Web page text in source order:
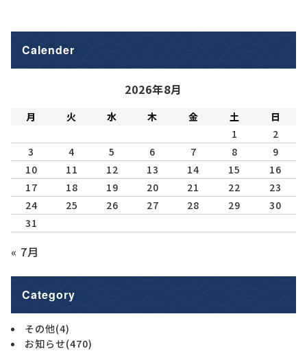
Calender
2026年8月
月 火 水 木 金 土
日
1
2
3
4 5 6 7 8
9
10
11 12 13 14 15
16
17
18 19 20 21 22
23
24
25 26 27 28 29
30
31
« 7月
Category
その他(4)
お知らせ(470)